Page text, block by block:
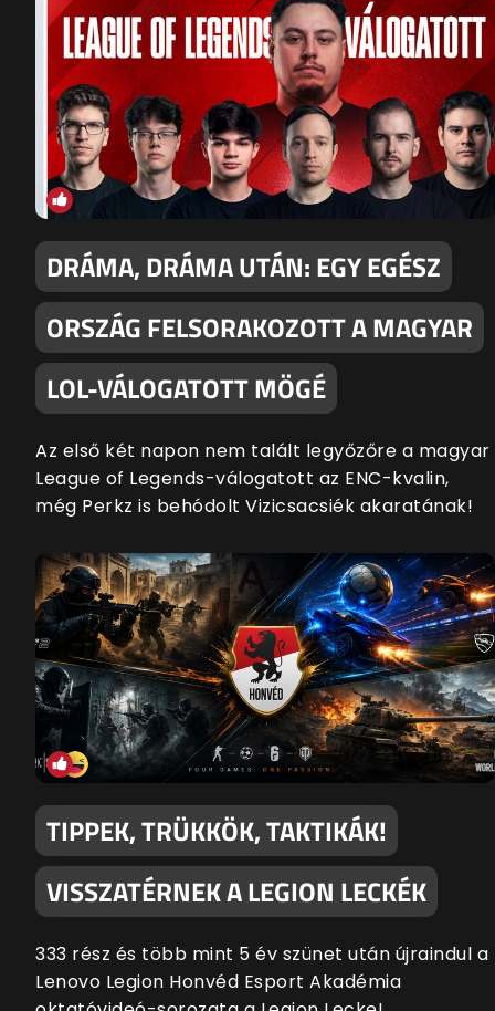
DRÁMA, DRÁMA UTÁN: EGY EGÉSZ
ORSZÁG FELSORAKOZOTT A MAGYAR
LOL-VÁLOGATOTT MÖGÉ
Az első két napon nem talált legyőzőre a magyar
League of Legends-válogatott az ENC-kvalin,
még Perkz is behódolt Vizicsacsiék akaratának!
TIPPEK, TRÜKKÖK, TAKTIKÁK!
VISSZATÉRNEK A LEGION LECKÉK
333 rész és több mint 5 év szünet után újraindul a
Lenovo Legion Honvéd Esport Akadémia